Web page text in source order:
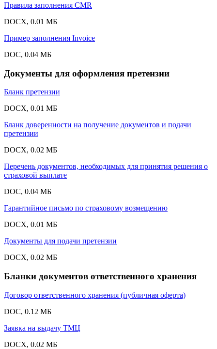
Правила заполнения CMR
DOCX, 0.01 МБ
Пример заполнения Invoice
DOC, 0.04 МБ
Документы для оформления претензии
Бланк претензии
DOCX, 0.01 МБ
Бланк доверенности на получение документов и подачи
претензии
DOCX, 0.02 МБ
Перечень документов, необходимых для принятия решения о
страховой выплате
DOC, 0.04 МБ
Гарантийное письмо по страховому возмещению
DOCX, 0.01 МБ
Документы для подачи претензии
DOCX, 0.02 МБ
Бланки документов ответственного хранения
Договор ответственного хранения (публичная оферта)
DOC, 0.12 МБ
Заявка на выдачу ТМЦ
DOCX, 0.02 МБ